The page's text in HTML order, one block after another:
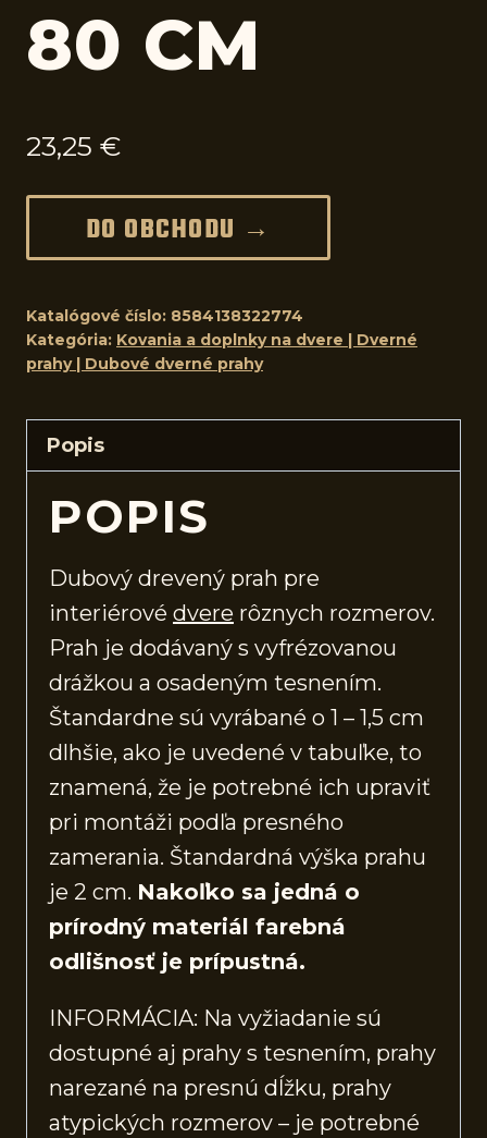
80 CM
23,25 €
DO OBCHODU →
Katalógové číslo: 8584138322774
Kategória: Kovania a doplnky na dvere | Dverné
prahy | Dubové dverné prahy
Popis
POPIS
Dubový drevený prah pre
interiérové dvere rôznych rozmerov.
Prah je dodávaný s vyfrézovanou
drážkou a osadeným tesnením.
Štandardne sú vyrábané o 1 – 1,5 cm
dlhšie, ako je uvedené v tabuľke, to
znamená, že je potrebné ich upraviť
pri montáži podľa presného
zamerania. Štandardná výška prahu
je 2 cm. Nakoľko sa jedná o
prírodný materiál farebná
odlišnosť je prípustná.
INFORMÁCIA: Na vyžiadanie sú
dostupné aj prahy s tesnením, prahy
narezané na presnú dĺžku, prahy
atypických rozmerov – je potrebné